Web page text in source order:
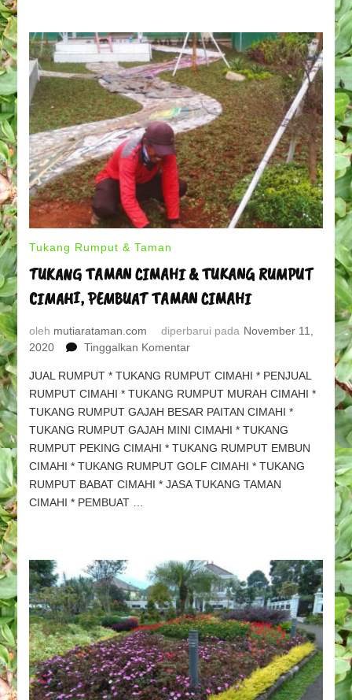
Tukang Rumput & Taman
TUKANG TAMAN CIMAHI & TUKANG RUMPUT
CIMAHI, PEMBUAT TAMAN CIMAHI
oleh mutiarataman.com diperbarui pada November 11,
2020
Tinggalkan Komentarpada
TAMAN
CIMAHI
&
TUKANG
RUMPUT
CIMAHI,
PEMBUAT
JUAL RUMPUT * TUKANG RUMPUT CIMAHI * PENJUAL
RUMPUT CIMAHI * TUKANG RUMPUT MURAH CIMAHI *
TUKANG RUMPUT GAJAH BESAR PAITAN CIMAHI *
TUKANG RUMPUT GAJAH MINI CIMAHI * TUKANG
RUMPUT PEKING CIMAHI * TUKANG RUMPUT EMBUN
CIMAHI * TUKANG RUMPUT GOLF CIMAHI * TUKANG
RUMPUT BABAT CIMAHI * JASA TUKANG TAMAN
CIMAHI * PEMBUAT …